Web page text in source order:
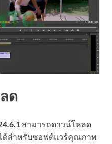
ด
สามารถดาวน์โหลด
ด้สำหรับซอฟต์แวร์คุณภาพ